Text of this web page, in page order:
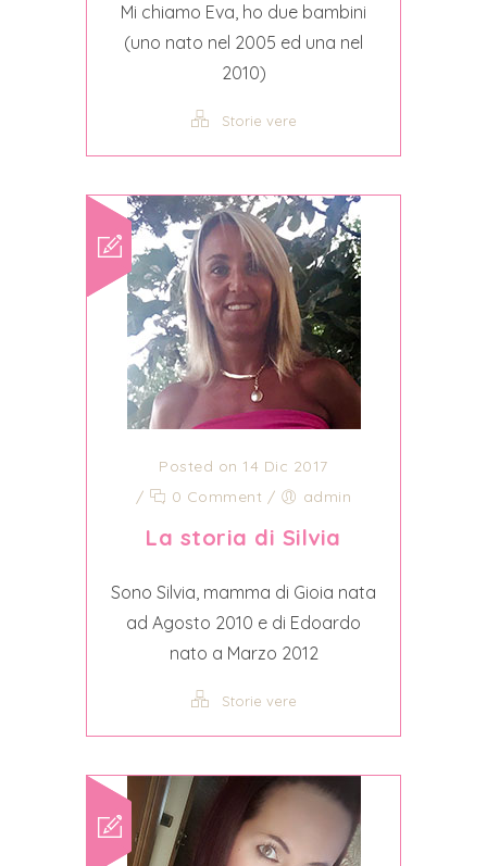
Mi chiamo Eva, ho due bambini
(uno nato nel 2005 ed una nel
2010)
Storie vere
Posted on 14 Dic 2017
/
0 Comment / admin
La storia di Silvia
Sono Silvia, mamma di Gioia nata
ad Agosto 2010 e di Edoardo
nato a Marzo 2012
Storie vere